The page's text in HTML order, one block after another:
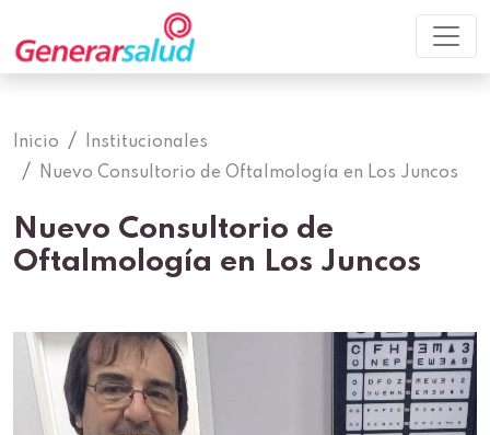
Inicio
Institucionales
Nuevo Consultorio de Oftalmología en Los Juncos
Nuevo Consultorio de
Oftalmología en Los Juncos